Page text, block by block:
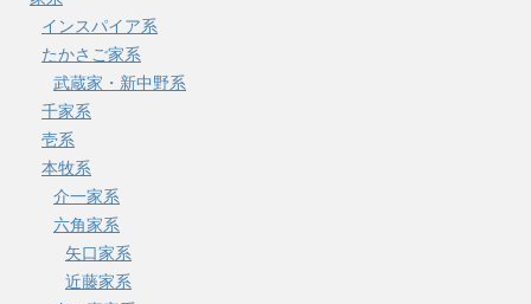
インスパイア系
たかさご家系
武蔵家・新中野系
千家系
壱系
本牧系
介一家系
六角家系
矢口家系
近藤家系